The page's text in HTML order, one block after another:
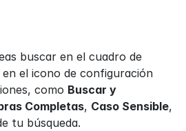
buscar en el cuadro de
en el icono de configuración
como Buscar y
Completas, Caso Sensible,
tu búsqueda.